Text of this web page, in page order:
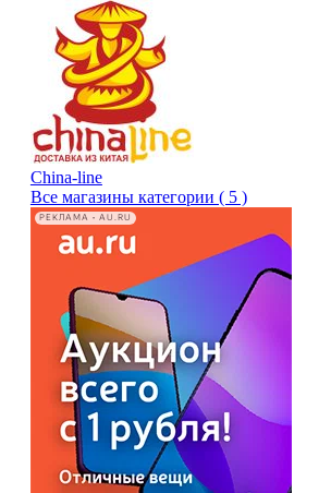
China-line
Все магазины категории ( 5 )
РЕКЛАМА • AU.RU